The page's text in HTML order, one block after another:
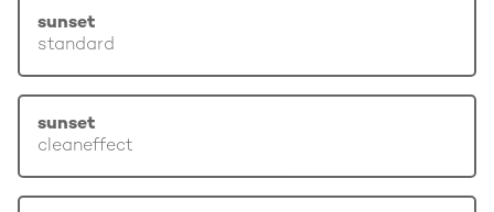
sunset
standard
sunset
cleaneffect